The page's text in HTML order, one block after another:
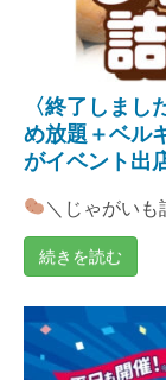
〈終了しま
め放題＋ベル
がイベント出
＼じゃがいも
続きを読む